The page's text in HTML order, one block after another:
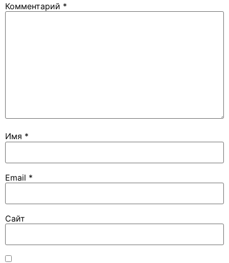
Комментарий *
Имя *
Email *
Сайт